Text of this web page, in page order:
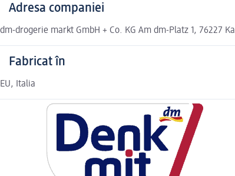
Adresa companiei
dm-drogerie markt GmbH + Co. KG Am dm-Platz 1, 76227
Fabricat în
EU, Italia